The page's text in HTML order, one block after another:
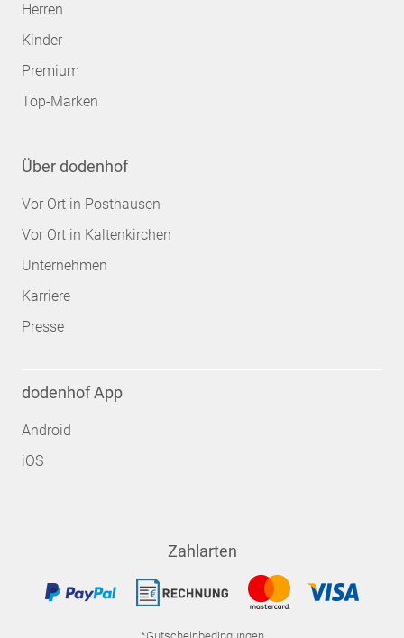
Herren
Kinder
Premium
Top-Marken
Über dodenhof
Vor Ort in Posthausen
Vor Ort in Kaltenkirchen
Unternehmen
Karriere
Presse
dodenhof App
Android
iOS
Zahlarten